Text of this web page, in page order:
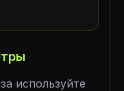
используйте